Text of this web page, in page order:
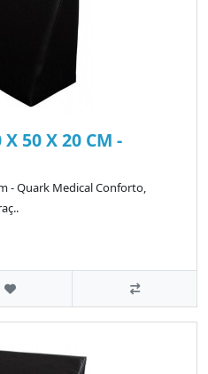
50 X 20 CM -
- Quark Medical Conforto,